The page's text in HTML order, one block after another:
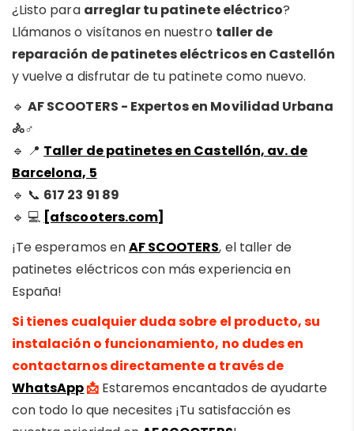
¿Listo para arreglar tu patinete eléctrico?
Llámanos o visítanos en nuestro taller de
reparación de patinetes eléctricos en Castellón
y vuelve a disfrutar de tu patinete como nuevo.
🔹AF SCOOTERS - Expertos en Movilidad Urbana
🚴♂️
🔹 📍 Taller de patinetes en Castellón, av. de
Barcelona, 5
🔹 📞 617 23 91 89
🔹 💻 [afscooters.com]
¡Te esperamos enAF SCOOTERS, el taller de
patinetes eléctricos con más experiencia en
España!
Si tienes cualquier duda sobre el producto, su
instalación o funcionamiento, no dudes en
contactarnos directamente a través de
WhatsApp📩 Estaremos encantados de ayudarte
con todo lo que necesites ¡Tu satisfacción es